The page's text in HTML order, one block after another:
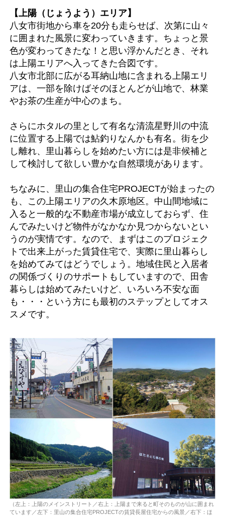
【上陽（じょうよう）エリア】
八女市街地から車を20分も走らせば、次第に山々
に囲まれた風景に変わっていきます。ちょっと景
色が変わってきたな！と思い浮かんだとき、それ
は上陽エリアへ入ってきた合図です。
八女市北部に広がる耳納山地に含まれる上陽エリ
アは、一部を除けばそのほとんどが山地で、林業
やお茶の生産が中心のまち。
さらにホタルの里として有名な清流星野川の中流
に位置する上陽では鮎釣りなんかも有名。街を少
し離れ、里山暮らしを始めたい方には是非候補と
して検討して欲しい豊かな自然環境があります。
ちなみに、里山の集合住宅PROJECTが始まったの
も、この上陽エリアの久木原地区。中山間地域に
入ると一般的な不動産市場が成立しておらず、住
んでみたいけど物件がなかなか見つからないとい
うのが実情です。なので、まずはこのプロジェク
トで出来上がった賃貸住宅で、実際に里山暮らし
を始めてみてはどうでしょう。地域住民と入居者
の関係づくりのサポートもしていますので、田舎
暮らしは始めてみたいけど、いろいろ不安な面
も・・・という方にも最初のステップとしてオス
スメです。
（左上：上陽のメインストリート／右上：上陽まで来ると町そのものが山に囲まれ
ています／左下：里山の集合住宅PROJECTの賃貸長屋住宅からの風景／右下：ほ